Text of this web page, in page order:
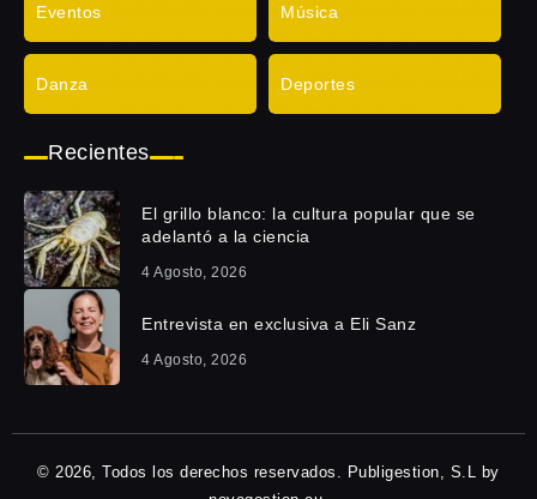
Eventos Música
Danza Deportes
Recientes
El grillo blanco: la cultura popular que se
adelantó a la ciencia
4 Agosto, 2026
Entrevista en exclusiva a Eli Sanz
4 Agosto, 2026
© 2026, Todos los derechos reservados. Publigestion, S.L by